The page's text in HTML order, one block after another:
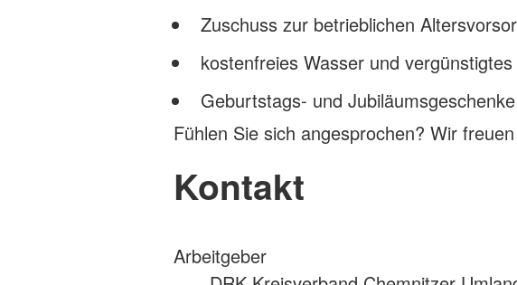
Zuschuss zur betrieblichen
kostenfreies Wasser und
Geburtstags- und Jubiläumsgeschenke
Fühlen Sie sich angesprochen? Wir
Kontakt
Arbeitgeber